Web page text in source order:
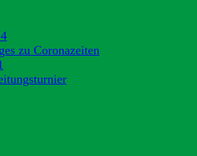
zu Coronazeiten